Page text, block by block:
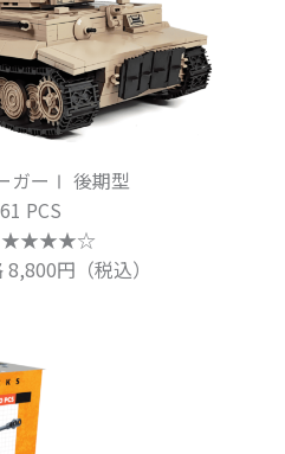
ガーⅠ 後期型
PCS
★★★★☆
円（税込）